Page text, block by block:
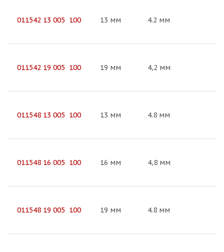
011542 13 005 100 13 мм 4.2 мм
011542 19 005 100 19 мм 4,2 мм
011548 13 005 100 13 мм 4.8 мм
011548 16 005 100 16 мм 4,8 мм
011548 19 005 100 19 мм 4.8 мм